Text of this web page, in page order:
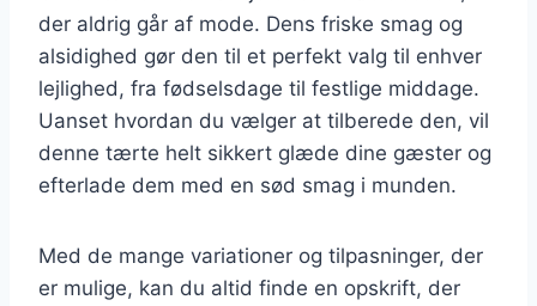
der aldrig går af mode. Dens friske smag og
alsidighed gør den til et perfekt valg til enhver
lejlighed, fra fødselsdage til festlige middage.
Uanset hvordan du vælger at tilberede den, vil
denne tærte helt sikkert glæde dine gæster og
efterlade dem med en sød smag i munden.
Med de mange variationer og tilpasninger, der
er mulige, kan du altid finde en opskrift, der